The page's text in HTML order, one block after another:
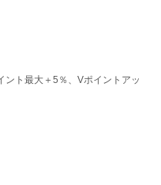
ト最大＋5％、Vポイントアッ